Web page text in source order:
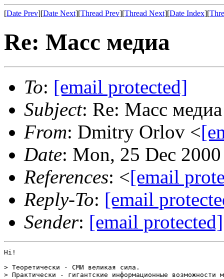
[Date Prev][Date Next][Thread Prev][Thread Next][Date Index][
Re: Масс медиа
To: [email protected]
Subject: Re: Масс медиа
From: Dmitry Orlov <
Date: Mon, 25 Dec
References: <[email
Reply-To: [email
Sender: [email protected]
Hi!
> Теоретически - СМИ великая сила.
> Практически - гигантские информационные возможности